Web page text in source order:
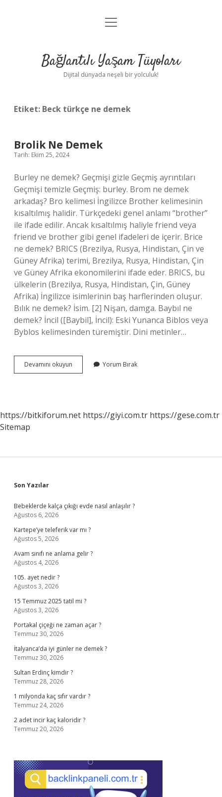
Anasayfa
Yasal Uyarı
menüyü
Bağlantılı Yaşam Tüyoları
Dijital dünyada neşeli bir yolculuk!
Etiket: Beck türkçe ne demek
Brolik Ne Demek
Tarih: Ekim 25, 2024
Burley ne demek? Geçmişi gizle Geçmiş ayrıntıları
Geçmişi temizle Geçmiş: burley. Brom ne demek
arkadaş? Bro kelimesi İngilizce Brother kelimesinin
kısaltılmış halidir. Türkçedeki genel anlamı “brother”
ile ifade edilir. Ancak kısaltılmış haliyle friend veya
friend ve brother gibi genel ifadeleri de içerir. Brice
ne demek? BRICS (Brezilya, Rusya, Hindistan, Çin ve
Güney Afrika) terimi, Brezilya, Rusya, Hindistan, Çin
ve Güney Afrika ekonomilerini ifade eder. BRICS, bu
ülkelerin (Brezilya, Rusya, Hindistan, Çin, Güney
Afrika) İngilizce isimlerinin baş harflerinden oluşur.
Bılık ne demek? İsim. [2] Nişan, damga. Baybıl ne
demek? İncil ([Baybil], İncil): Eski Yunanca Biblos veya
Byblos kelimesinden türemiştir. Dini metinler…
Devamını okuyun
Ne
Yorum Bırak
https://bitkiforum.net https://giyi.com.tr https://gese.com.tr
Sitemap
Sidebar
Son Yazılar
Bebeklerde kalça çıkığı evde nasıl anlaşılır ?
Ağustos 6, 2026
Kartepe’ye teleferik var mı ?
Ağustos 5, 2026
Avam sınıfı ne anlama gelir ?
Ağustos 4, 2026
105. ayet nedir ?
Ağustos 3, 2026
15 Temmuz 2025 tatil mi ?
Ağustos 3, 2026
Portakal çiçeği ne zaman açar ?
Temmuz 30, 2026
İtalyanca’da iyi günler ne demek ?
Temmuz 30, 2026
Sultan Erdinç kimdir ?
Temmuz 28, 2026
1 milyonda kaç sıfır vardır ?
Temmuz 24, 2026
2 adet incir kaç kaloridir ?
Temmuz 20, 2026